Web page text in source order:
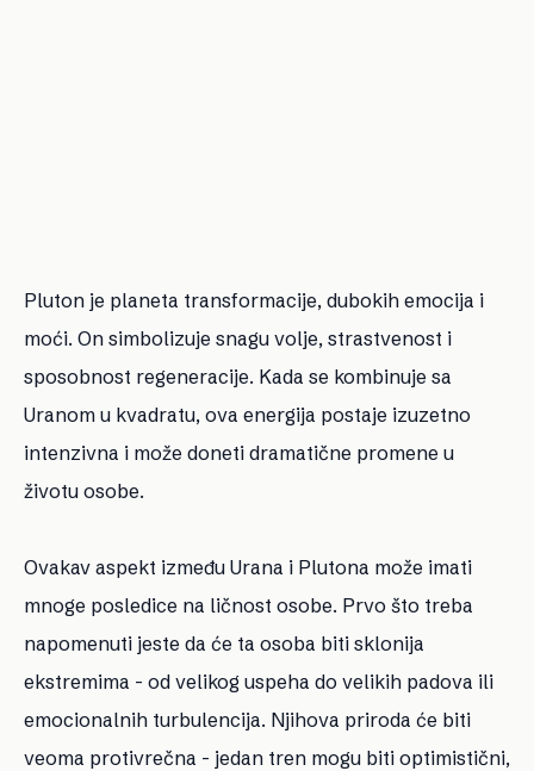
Pluton je planeta transformacije, dubokih emocija i
moći. On simbolizuje snagu volje, strastvenost i
sposobnost regeneracije. Kada se kombinuje sa
Uranom u kvadratu, ova energija postaje izuzetno
intenzivna i može doneti dramatične promene u
životu osobe.
Ovakav aspekt između Urana i Plutona može imati
mnoge posledice na ličnost osobe. Prvo što treba
napomenuti jeste da će ta osoba biti sklonija
ekstremima - od velikog uspeha do velikih padova ili
emocionalnih turbulencija. Njihova priroda će biti
veoma protivrečna - jedan tren mogu biti optimistični,